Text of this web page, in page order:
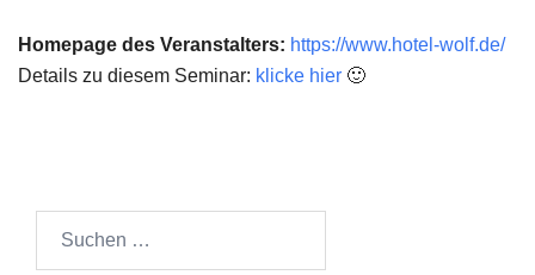
Homepage des Veranstalters: https://www.hotel-wolf.de/
Details zu diesem Seminar: klicke hier 🙂